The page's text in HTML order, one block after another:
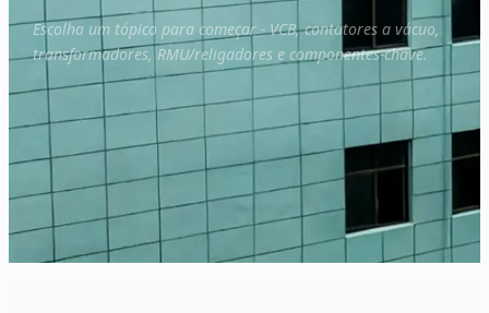
Escolha um tópico para começar - VCB, contatores a vácuo,
transformadores, RMU/religadores e componentes-chave.